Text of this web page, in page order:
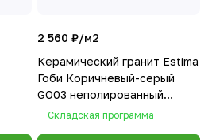
2 560 ₽/м2
Керамический гранит Estima
Гоби Коричневый-серый
GO03 неполированный
60x120
Складская программа